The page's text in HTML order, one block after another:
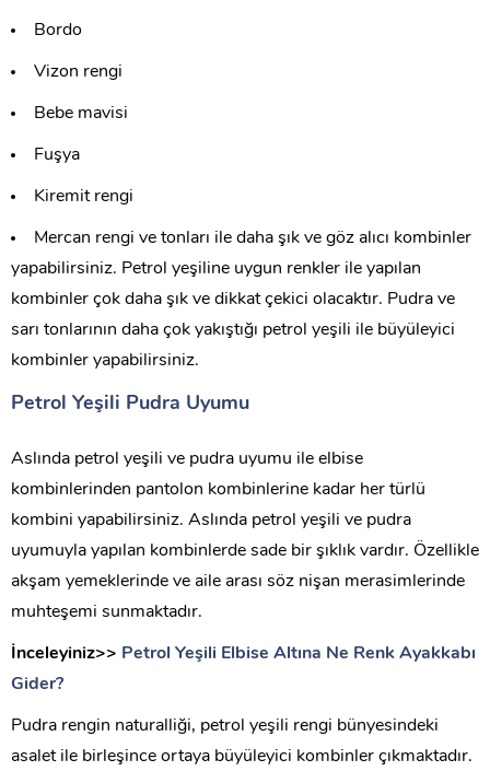
Bordo
Vizon rengi
Bebe mavisi
Fuşya
Kiremit rengi
Mercan rengi ve tonları ile daha şık ve göz alıcı kombinler
yapabilirsiniz. Petrol yeşiline uygun renkler ile yapılan
kombinler çok daha şık ve dikkat çekici olacaktır. Pudra ve
sarı tonlarının daha çok yakıştığı petrol yeşili ile büyüleyici
kombinler yapabilirsiniz.
Petrol Yeşili Pudra Uyumu
Aslında petrol yeşili ve pudra uyumu ile elbise
kombinlerinden pantolon kombinlerine kadar her türlü
kombini yapabilirsiniz. Aslında petrol yeşili ve pudra
uyumuyla yapılan kombinlerde sade bir şıklık vardır. Özellikle
akşam yemeklerinde ve aile arası söz nişan merasimlerinde
muhteşemi sunmaktadır.
İnceleyiniz>> Petrol Yeşili Elbise Altına Ne Renk Ayakkabı
Gider?
Pudra rengin naturalliği, petrol yeşili rengi bünyesindeki
asalet ile birleşince ortaya büyüleyici kombinler çıkmaktadır.